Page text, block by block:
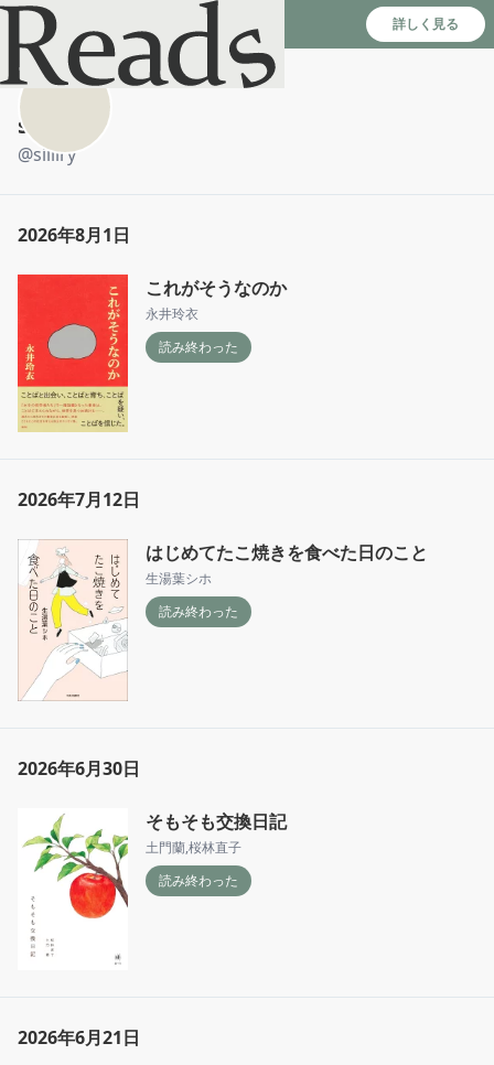
Reads - 読書のSNS＆記録アプリ 詳しく見る
siiiiry
@siiiiry
2026年8月1日
これがそうなのか
永井玲衣
読み終わった
2026年7月12日
はじめてたこ焼きを食べた日のこと
生湯葉シホ
読み終わった
2026年6月30日
そもそも交換日記
土門蘭,桜林直子
読み終わった
2026年6月21日